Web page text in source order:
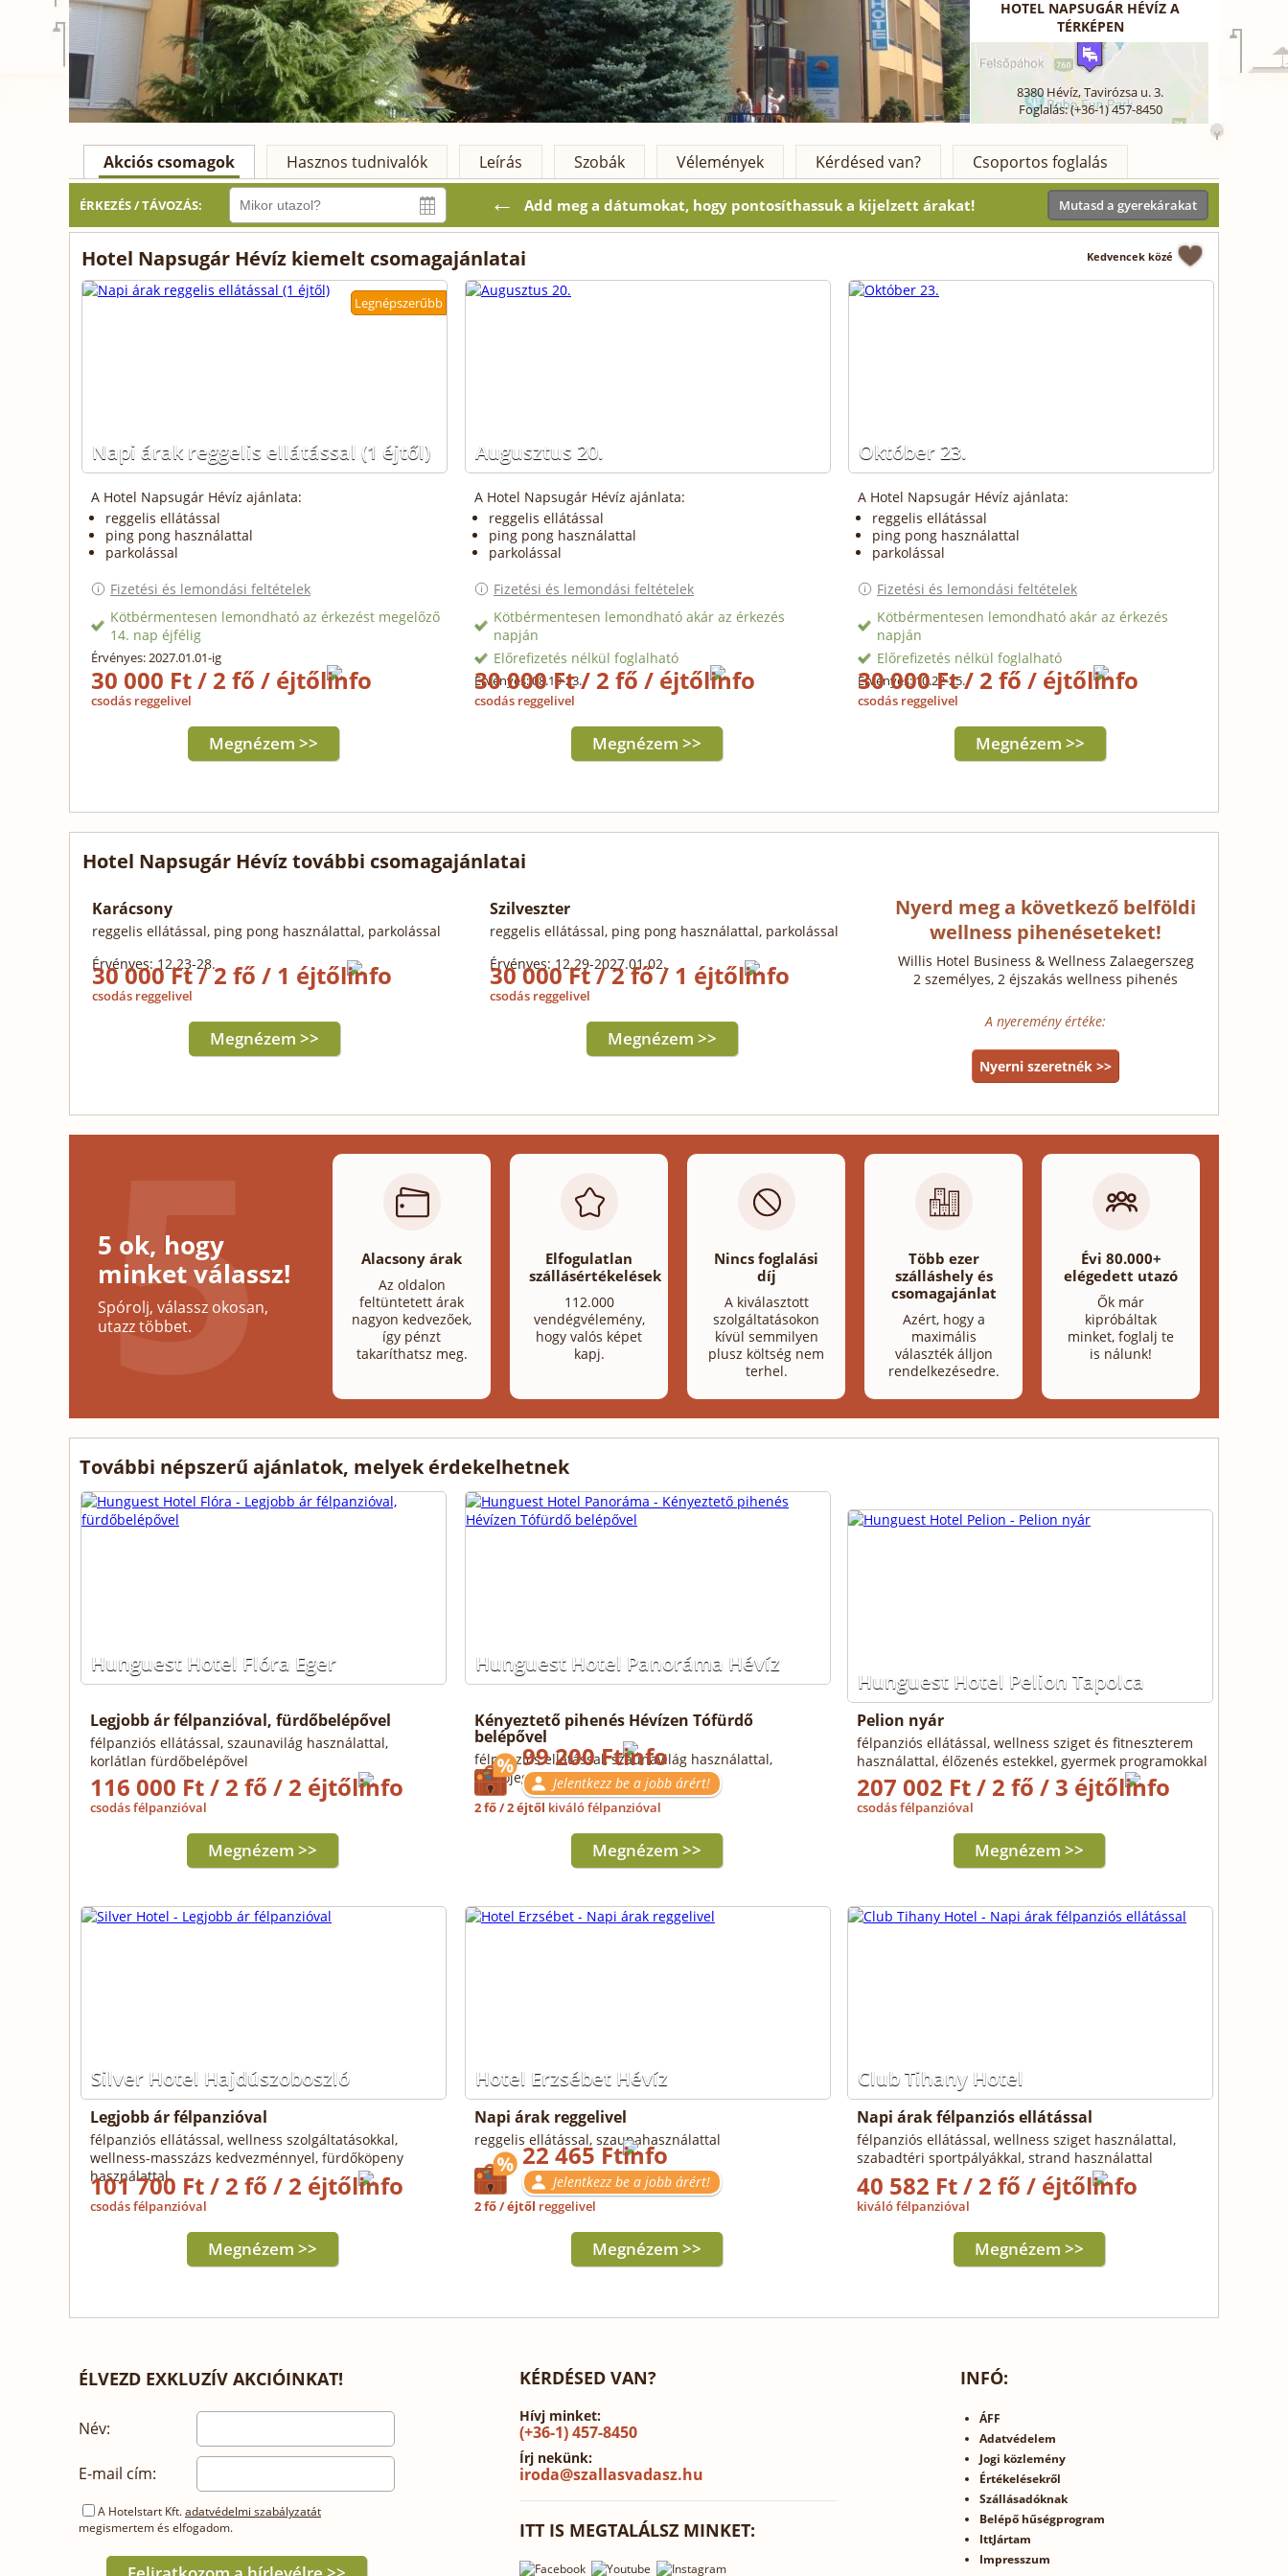
HOTEL NAPSUGÁR HÉVÍZ A
TÉRKÉPEN
8380 Hévíz,Tavirózsa u. 3.
Foglalás: (+36-1) 457-8450
Akciós csomagok Hasznos tudnivalók Leírás Szobák Vélemények Kérdésed van? Csoportos foglalás
ÉRKEZÉS / TÁVOZÁS: ← Add meg a dátumokat, hogy pontosíthassuk a kijelzett árakat! Mutasd a gyerekárakat
Hotel Napsugár Hévíz kiemelt csomagajánlatai Kedvencek közé
Napi árak reggelis ellátással (1 éjtől)
Legnépszerűbb
Augusztus 20. Október 23.
A Hotel Napsugár Hévíz ajánlata:
reggelis ellátással
ping pong használattal
parkolással
Fizetési és lemondási feltételek
Kötbérmentesen lemondható az érkezést megelőző
14. nap éjfélig
Érvényes: 2027.01.01-ig
30 000 Ft / 2 fő / éjtől
csodás reggelivel
Megnézem >>
A Hotel Napsugár Hévíz ajánlata:
reggelis ellátással
ping pong használattal
parkolással
Fizetési és lemondási feltételek
Kötbérmentesen lemondható akár az érkezés
napján
Előrefizetés nélkül foglalható
Érvényes: 08.19-23.
30 000 Ft / 2 fő / éjtől
csodás reggelivel
Megnézem >>
A Hotel Napsugár Hévíz ajánlata:
reggelis ellátással
ping pong használattal
parkolással
Fizetési és lemondási feltételek
Kötbérmentesen lemondható akár az érkezés
napján
Előrefizetés nélkül foglalható
Érvényes: 10.22-25.
30 000 Ft / 2 fő / éjtől
csodás reggelivel
Megnézem >>
Hotel Napsugár Hévíz további csomagajánlatai
Karácsony
reggelis ellátással, ping pong használattal, parkolással
Érvényes: 12.23-28.
30 000 Ft / 2 fő / 1 éjtől
csodás reggelivel
Megnézem >>
Szilveszter
reggelis ellátással, ping pong használattal, parkolással
Érvényes: 12.29-2027.01.02.
30 000 Ft / 2 fő / 1 éjtől
csodás reggelivel
Megnézem >>
Nyerd meg a következő belföldi
wellness pihenéseteket!
Willis Hotel Business & Wellness Zalaegerszeg
2 személyes, 2 éjszakás wellness pihenés
A nyeremény értéke:
Nyerni szeretnék >>
5 ok, hogy
minket válassz!
Spórolj, válassz okosan,
utazz többet.
Alacsony árak
Az oldalon
feltüntetett árak
nagyon kedvezőek,
így pénzt
takaríthatsz meg.
Elfogulatlan
szállásértékelések
112.000
vendégvélemény,
hogy valós képet
kapj.
Nincs foglalási
díj
A kiválasztott
szolgáltatásokon
kívül semmilyen
plusz költség nem
terhel.
Több ezer
szálláshely és
csomagajánlat
Azért, hogy a
maximális
választék álljon
rendelkezésedre.
Évi 80.000+
elégedett utazó
Ők már
kipróbáltak
minket, foglalj te
is nálunk!
További népszerű ajánlatok, melyek érdekelhetnek
Hunguest Hotel Flóra Eger Hunguest Hotel Panoráma Hévíz
Hunguest Hotel Pelion Tapolca
Legjobb ár félpanzióval, fürdőbelépővel
félpanziós ellátással, szaunavilág használattal,
korlátlan fürdőbelépővel
116 000 Ft / 2 fő / 2 éjtől
csodás félpanzióval
Megnézem >>
Kényeztető pihenés Hévízen Tófürdő
belépővel
félpanziós ellátással, szaunavilág használattal,
fürdőjeggyel
99 200 Ft
Jelentkezz be a jobb árért!
2 fő / 2 éjtől kiváló félpanzióval
Megnézem >>
Pelion nyár
félpanziós ellátással, wellness sziget és fitneszterem
használattal, élőzenés estekkel, gyermek programokkal
207 002 Ft / 2 fő / 3 éjtől
csodás félpanzióval
Megnézem >>
Silver Hotel Hajdúszoboszló Hotel Erzsébet Hévíz Club Tihany Hotel
Legjobb ár félpanzióval
félpanziós ellátással, wellness szolgáltatásokkal,
wellness-masszázs kedvezménnyel, fürdőköpeny
használattal
101 700 Ft / 2 fő / 2 éjtől
csodás félpanzióval
Megnézem >>
Napi árak reggelivel
reggelis ellátással, szaunahasználattal
22 465 Ft
Jelentkezz be a jobb árért!
2 fő / éjtől reggelivel
Megnézem >>
Napi árak félpanziós ellátással
félpanziós ellátással, wellness sziget használattal,
szabadtéri sportpályákkal, strand használattal
40 582 Ft / 2 fő / éjtől
kiváló félpanzióval
Megnézem >>
ÉLVEZD EXKLUZÍV AKCIÓINKAT!
Név:
E-mail cím:
A Hotelstart Kft.adatvédelmi szabályzatát
megismertem és elfogadom.
KÉRDÉSED VAN?
Hívj minket:
(+36-1) 457-8450
Írj nekünk:
iroda@szallasvadasz.hu
ITT IS MEGTALÁLSZ MINKET:
INFÓ:
ÁFF
Adatvédelem
Jogi közlemény
Értékelésekről
Szállásadóknak
Belépő hűségprogram
IttJártam
Impresszum